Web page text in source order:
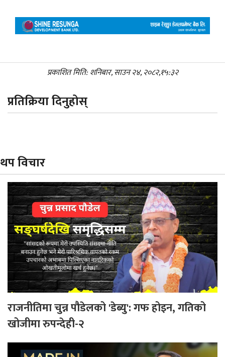
प्रकाशित मिति: शनिबार, साउन २४, २०८२,१५:३२
प्रतिक्रिया दिनुहोस्
थप विचार
राजनीतिमा चुन्न पौडेलको 'डेब्यु': गफ होइन, गतिको
खोजीमा रुपन्देही-२